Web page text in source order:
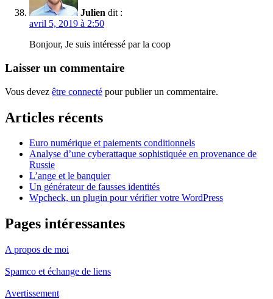
Julien dit :
avril 5, 2019 à 2:50
Bonjour, Je suis intéressé par la coop
Laisser un commentaire
Vous devez être connecté pour publier un commentaire.
Articles récents
Euro numérique et paiements conditionnels
Analyse d’une cyberattaque sophistiquée en provenance de
Russie
L’ange et le banquier
Un générateur de fausses identités
Wpcheck, un plugin pour vérifier votre WordPress
Pages intéressantes
A propos de moi
Spamco et échange de liens
Avertissement